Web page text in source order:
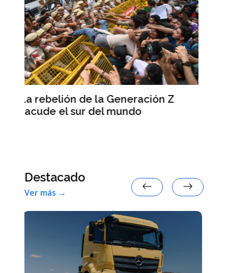
Las primarias demócratas
muestran la decreciente
Destacado
Ver más →